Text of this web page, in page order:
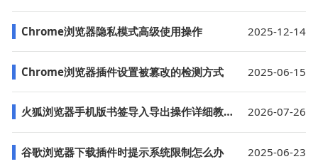
Chrome浏览器隐私模式高级使用操作 2025-12-14
Chrome浏览器插件设置被篡改的检测方式 2025-06-15
火狐浏览器手机版书签导入导出操作详细教程 2026-07-26
谷歌浏览器下载插件时提示系统限制怎么办 2025-06-23